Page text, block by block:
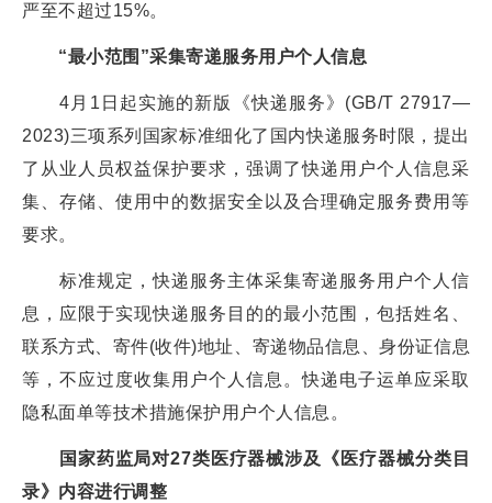
严至不超过15%。
“最小范围”采集寄递服务用户个人信息
4月1日起实施的新版《快递服务》(GB/T 27917—
2023)三项系列国家标准细化了国内快递服务时限，提出
了从业人员权益保护要求，强调了快递用户个人信息采
集、存储、使用中的数据安全以及合理确定服务费用等
要求。
标准规定，快递服务主体采集寄递服务用户个人信
息，应限于实现快递服务目的的最小范围，包括姓名、
联系方式、寄件(收件)地址、寄递物品信息、身份证信息
等，不应过度收集用户个人信息。快递电子运单应采取
隐私面单等技术措施保护用户个人信息。
国家药监局对27类医疗器械涉及《医疗器械分类目
录》内容进行调整